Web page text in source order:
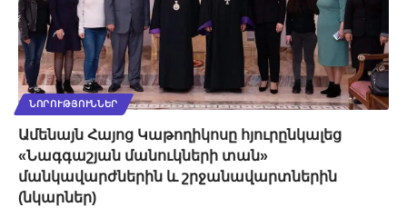
ՆՈՐՈՒԹՅՈՒՆՆԵՐ
Ամենայն Հայոց Կաթողիկոսը հյուրընկալեց
«Նագգաշյան մանուկների տան»
մանկավարժներին և շրջանավարտներին
(նկարներ)